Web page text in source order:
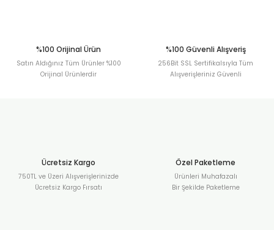
%100 Orijinal Ürün
Satın Aldığınız Tüm Ürünler %100
Orijinal Ürünlerdir
%100 Güvenli Alışveriş
256Bit SSL Sertifikalsıyla Tüm
Alışverişleriniz Güvenli
Ücretsiz Kargo
750TL ve Üzeri Alışverişlerinizde
Ücretsiz Kargo Fırsatı
Özel Paketleme
Ürünleri Muhafazalı
Bir Şekilde Paketleme